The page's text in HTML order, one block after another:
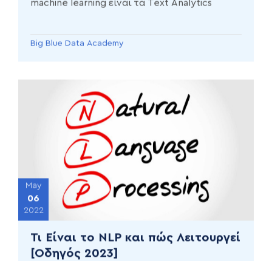
machine learning είναι τα Text Analytics
Big Blue Data Academy
May
06
2022
Τι Είναι το NLP και πώς Λειτουργεί
[Οδηγός 2023]